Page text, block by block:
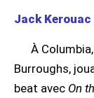
Jack Kerouac
À
Burroughs,
beat avec On